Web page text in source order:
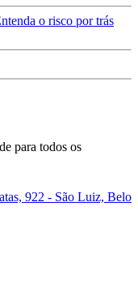
o risco por trás
para todos os
922 - São Luiz, Belo